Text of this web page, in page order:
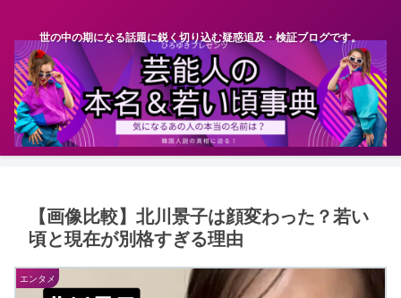
世の中の期になる話題に鋭く切り込む疑惑追及・検証ブログです。
【画像比較】北川景子は顔変わった？若い
頃と現在が別格すぎる理由
エンタメ